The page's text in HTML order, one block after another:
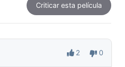
Criticar esta película
2 0